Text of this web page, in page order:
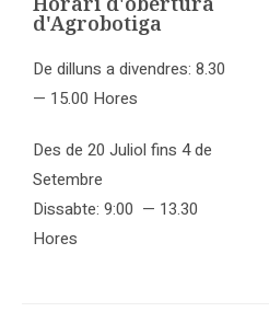
d'Agrobotiga
De dilluns a divendres: 8.30
— 15.00 Hores
Des de 20 Juliol fins 4 de
Setembre
Dissabte: 9:00 — 13.30
Hores